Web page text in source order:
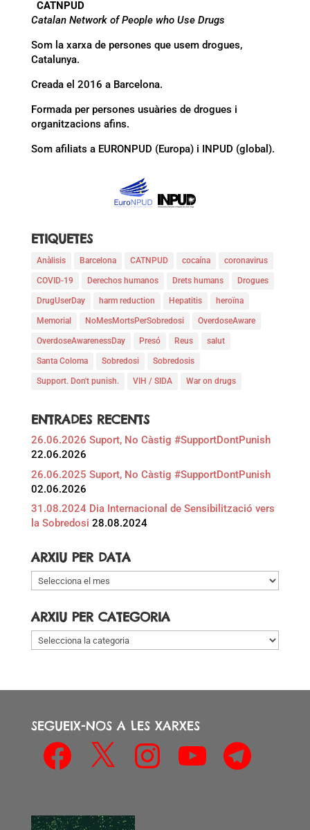
CATNPUD
Catalan Network of People who Use Drugs
Som la xarxa de persones que usem drogues,
Catalunya.
Creada el 2016 a Barcelona.
Formada per persones usuàries de drogues i
organitzacions afins.
Som afiliats a EURONPUD (Europa) i INPUD (global).
ETIQUETES
Anàlisis Barcelona CATNPUD cocaína coronavirus
COVID-19 Derechos humanos Drets humans Drogues
DrugUserDay harm reduction Hepatitis heroïna
Memorial NoMesMortsPerSobredosi OverdoseAware
OverdoseAwarenessDay Presó Reus salut
Santa Coloma Sobredosi Sobredosis
Support. Don't punish. VIH / SIDA War on drugs
ENTRADES RECENTS
26.06.2026 Suport, No Càstig #SupportDontPunish
22.06.2026
26.06.2025 Suport, No Càstig #SupportDontPunish
02.06.2026
31.08.2024 Dia Internacional de Sensibilització vers
la Sobredosi 28.08.2024
ARXIU PER DATA
Arxiu
per
ARXIU PER CATEGORIA
Arxiu
per
SEGUEIX-NOS A LES XARXES
Facebook Instagram Telegram